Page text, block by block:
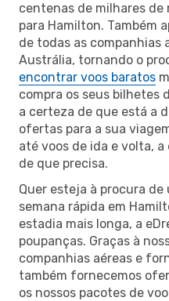
centenas de milhares de
para Hamilton. Também
de todas as companhias
Austrália, tornando o
encontrar voos baratos
compra os seus bilhetes
a certeza de que está a
ofertas para a sua
até voos de ida e volta,
de que precisa.
Quer esteja à procura
semana rápida em
estadia mais longa, a
poupanças. Graças à
companhias aéreas e
também fornecemos
os nossos pacotes de